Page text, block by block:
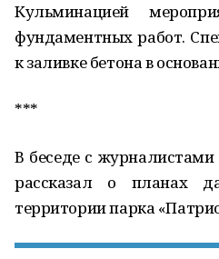
Кульминацией
фундаментных работ.
к заливке бетона в
***
В беседе с журналистами
рассказал о планах
территории парка